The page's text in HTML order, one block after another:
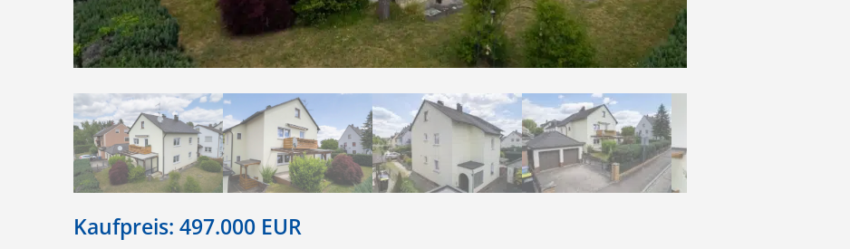
Kaufpreis: 497.000 EUR